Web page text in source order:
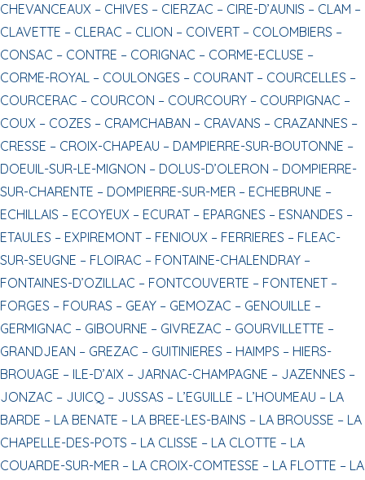
CHEVANCEAUX – CHIVES – CIERZAC – CIRE-D’AUNIS – CLAM –
CLAVETTE – CLERAC – CLION – COIVERT – COLOMBIERS –
CONSAC – CONTRE – CORIGNAC – CORME-ECLUSE –
CORME-ROYAL – COULONGES – COURANT – COURCELLES –
COURCERAC – COURCON – COURCOURY – COURPIGNAC –
COUX – COZES – CRAMCHABAN – CRAVANS – CRAZANNES –
CRESSE – CROIX-CHAPEAU – DAMPIERRE-SUR-BOUTONNE –
DOEUIL-SUR-LE-MIGNON – DOLUS-D’OLERON – DOMPIERRE-
SUR-CHARENTE – DOMPIERRE-SUR-MER – ECHEBRUNE –
ECHILLAIS – ECOYEUX – ECURAT – EPARGNES – ESNANDES –
ETAULES – EXPIREMONT – FENIOUX – FERRIERES – FLEAC-
SUR-SEUGNE – FLOIRAC – FONTAINE-CHALENDRAY –
FONTAINES-D’OZILLAC – FONTCOUVERTE – FONTENET –
FORGES – FOURAS – GEAY – GEMOZAC – GENOUILLE –
GERMIGNAC – GIBOURNE – GIVREZAC – GOURVILLETTE –
GRANDJEAN – GREZAC – GUITINIERES – HAIMPS – HIERS-
BROUAGE – ILE-D’AIX – JARNAC-CHAMPAGNE – JAZENNES –
JONZAC – JUICQ – JUSSAS – L’EGUILLE – L’HOUMEAU – LA
BARDE – LA BENATE – LA BREE-LES-BAINS – LA BROUSSE – LA
CHAPELLE-DES-POTS – LA CLISSE – LA CLOTTE – LA
COUARDE-SUR-MER – LA CROIX-COMTESSE – LA FLOTTE – LA